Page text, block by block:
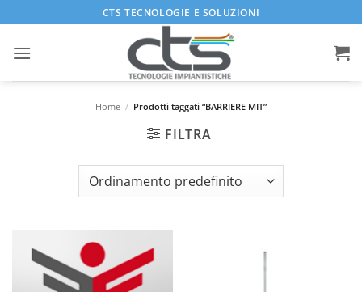
ai
contenuti
CTS TECNOLOGIE E SOLUZIONI
Home / Prodotti taggati “BARRIERE MIT”
FILTRA